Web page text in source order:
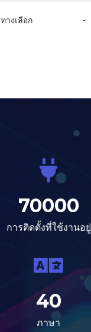
ทางเลือก -
70000
การติดตั้งที่ใช้งานอยู่
40
ภาษา